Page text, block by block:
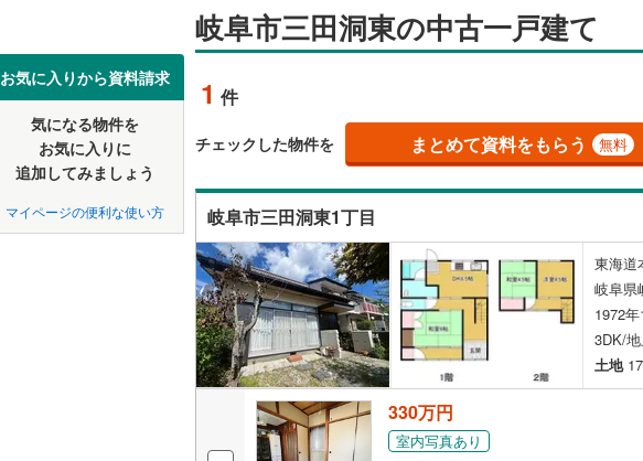
お気に入りから資料請求
気になる物件を
お気に入りに
追加してみましょう
マイページの便利な使い方
岐阜市三田洞東の中古一戸建て
1 件
チェックした物件を まとめて資料をもらう 無料
岐阜市三田洞東1丁目
東海道
岐阜県
1972年
3DK/
土地
330万円
室内写真あり
信越・北陸 新潟 長野
近畿 大阪 兵庫
中国 鳥取 島根
四国 徳島 香川
九州・沖縄 福岡 佐賀
該当物件0件
恵那市(12
各務原市(16)
郡上市(0)
安八郡輪之内町(1)
揖斐郡大野町(4)
加茂郡坂祝町
加茂郡七宗町(0)
加茂郡東白川村
該当物件0件
岩崎(1)
鹿島町(1)
鷺山(1)
福富天神前(1)
瑞穂町(1
南鶉(1)
切通(1)
萱場南(1
該当物件0件
樽見鉄道(
該当物件0件
該当物件0件
床暖房（
駐車場2台以上（0）
（0）
二世帯向け（0）
サービスルーム（納戸）（0
立地
最寄りの駅が始発駅
該当物件0件